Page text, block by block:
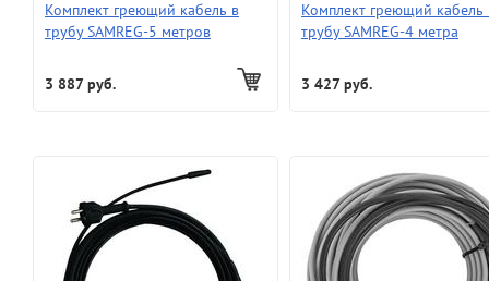
Комплект греющий кабель в
трубу SAMREG-5 метров
3 887 руб.
Комплект греющий кабель
трубу SAMREG-4 метра
3 427 руб.